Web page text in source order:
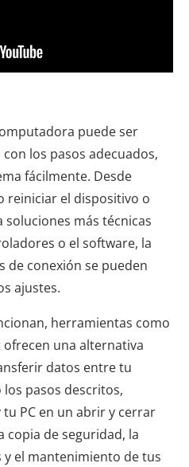
puede ser
los pasos adecuados,
fácilmente. Desde
reiniciar el dispositivo o
soluciones más técnicas
o el software, la
de conexión se pueden
ajustes.
herramientas como
ofrecen una alternativa
datos entre tu
los pasos descritos,
PC en un abrir y cerrar
copia de seguridad, la
el mantenimiento de tus